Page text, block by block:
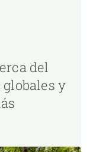
del
y